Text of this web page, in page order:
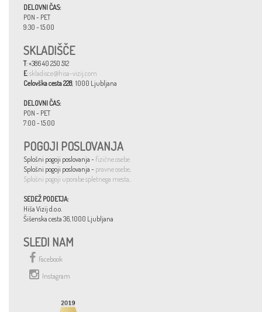
DELOVNI ČAS:
PON - PET
9:30 - 15:00
SKLADIŠČE
T: +386 40 250 512
E:skladisce@hisa-vizij.com
Celovška cesta 228, 1000 Ljubljana
DELOVNI ČAS:
PON - PET
7:00 - 15:00
POGOJI POSLOVANJA
Splošni pogoji poslovanja - fizične osebe
Splošni pogoji poslovanja - pravne osebe.
Splošni pogoji uporabe spletnega mesta.
SEDEŽ PODETJA:
Hiša Vizij d.o.o.
Šišenska cesta 36, 1000 Ljubljana
SLEDI NAM
Facebook
Instagram